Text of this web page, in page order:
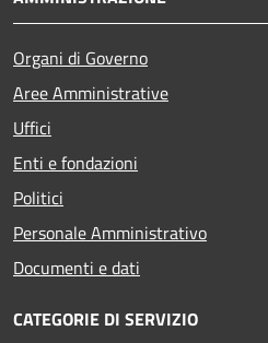
Organi di Governo
Aree Amministrative
Uffici
Enti e fondazioni
Politici
Personale Amministrativo
Documenti e dati
CATEGORIE DI SERVIZIO